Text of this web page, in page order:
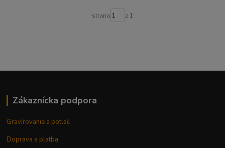
strana z 1
Zákaznícka podpora
Gravírovanie a potlač
Doprava a platba